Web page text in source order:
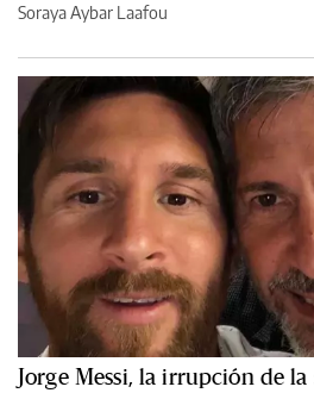
Soraya Aybar Laafou
Jorge Messi, la irrupción de la